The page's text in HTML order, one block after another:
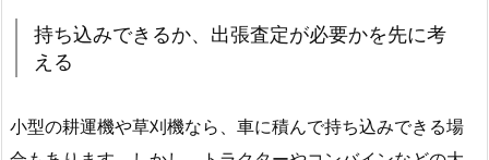
持ち込みできるか、出張査定が必要かを先に考
える
小型の耕運機や草刈機なら、車に積んで持ち込みできる場